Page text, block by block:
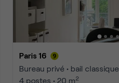
Paris 16
Bureau privé • bail classique
4 postes • 20 m2